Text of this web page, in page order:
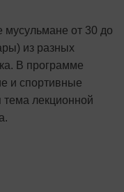
мусульмане от 30 до
из разных
В программе
и спортивные
тема лекционной